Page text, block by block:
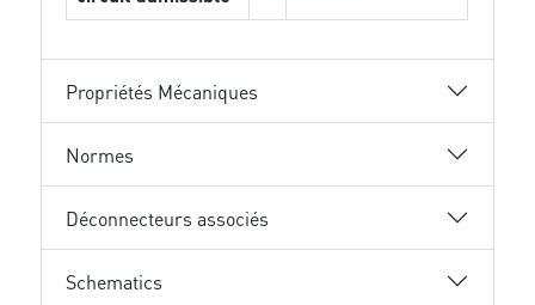
Propriétés Mécaniques
Normes
Déconnecteurs associés
Schematics